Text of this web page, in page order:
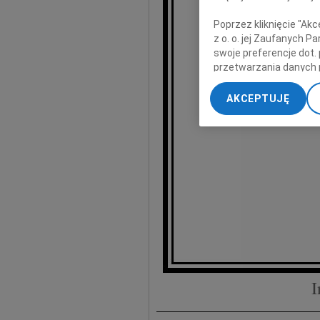
zawsze
Poprzez kliknięcie
z o. o. jej Zaufanych
swoje preferencje dot.
przetwarzania danych
„Ustawienia
My, nasi Zaufani
dokładnych danych
Przechowywanie
AKCEPTUJĘ